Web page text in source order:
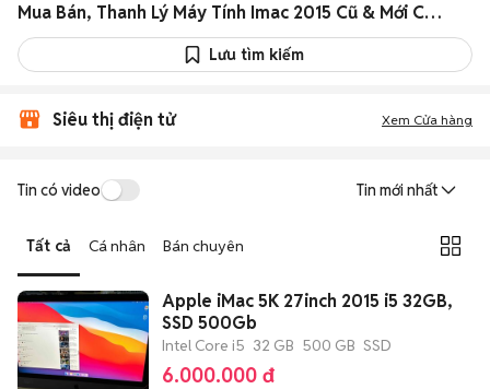
Mua Bán, Thanh Lý Máy Tính Imac 2015 Cũ & Mới Chính Hãng Giá Rẻ
Lưu tìm kiếm
Siêu thị điện tử Xem Cửa hàng
Tin có video Tin mới nhất
Tất cả Cá nhân Bán chuyên
Apple iMac 5K 27inch 2015 i5 32GB,
SSD 500Gb
Intel Core i5 32 GB 500 GB SSD
6.000.000 đ